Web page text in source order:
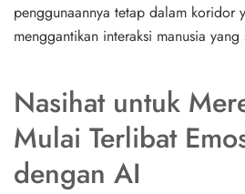
penggunaannya tetap dalam koridor
menggantikan interaksi manusia yang
Nasihat untuk
Mulai Terlibat
dengan AI